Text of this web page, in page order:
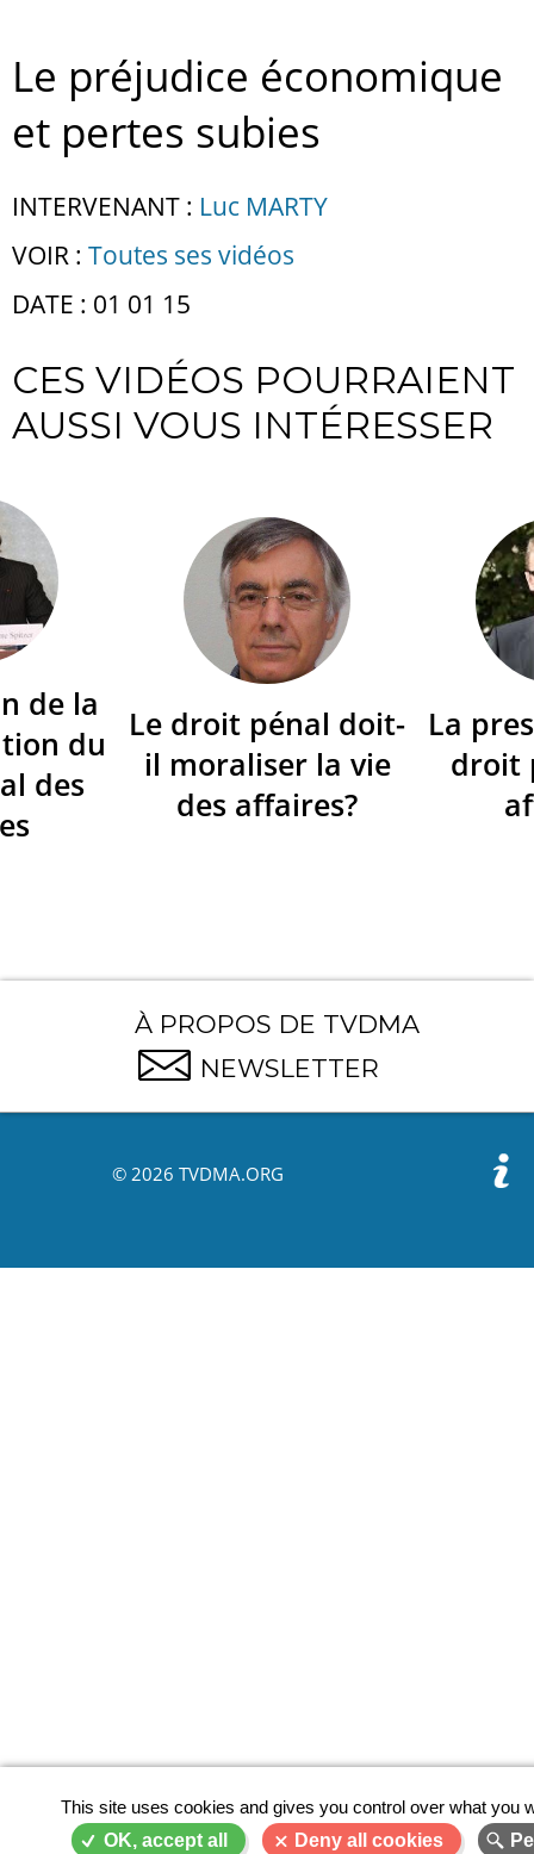
Le préjudice économique
et pertes subies
INTERVENANT : Luc MARTY
VOIR : Toutes ses vidéos
DATE : 01 01 15
CES VIDÉOS POURRAIENT
AUSSI VOUS INTÉRESSER
de la
du
des
Le droit pénal doit-
il moraliser la vie
des affaires?
La
droit
À PROPOS DE TVDMA
NEWSLETTER
© 2026 TVDMA.ORG
This site uses cookies and gives you control over what you
OK, accept all
Deny all cookies